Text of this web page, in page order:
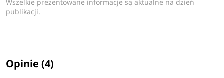
absolwentów studiów magisterskich lub licencjackich z
i pedagogiki zdolności, absolwent uzyskuje:
Wszelkie prezentowane informacje są aktualne na dzień
publikacji.
Opinie (4)